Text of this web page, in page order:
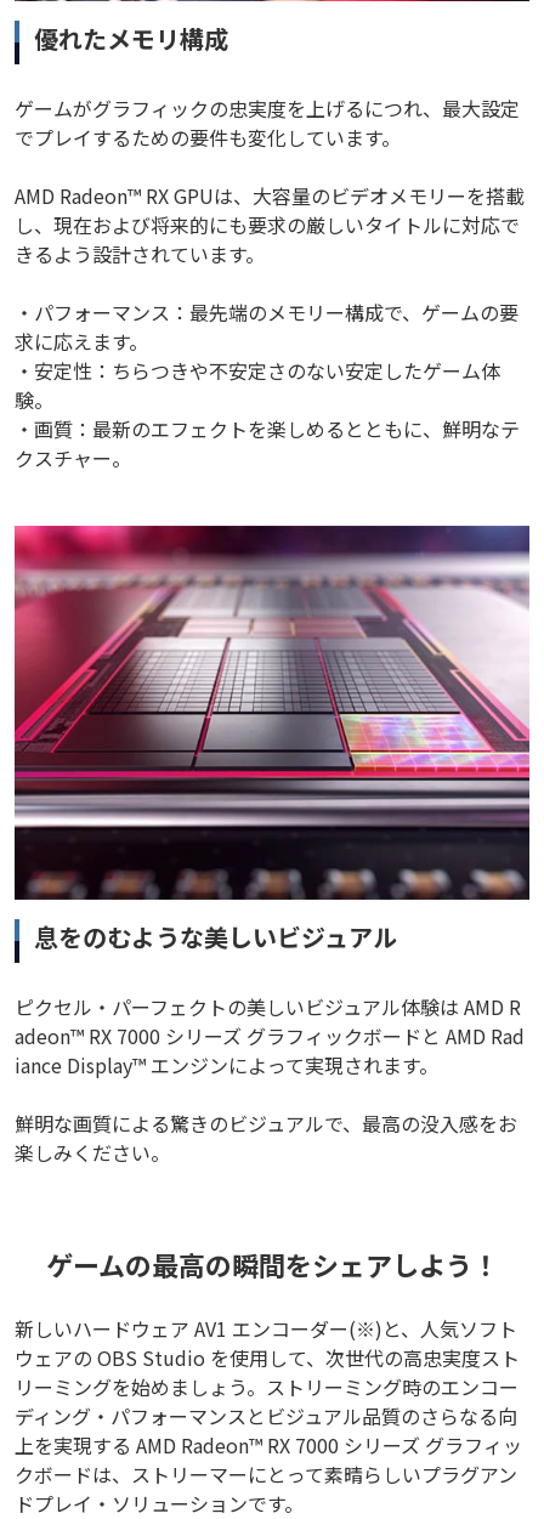
優れたメモリ構成
ゲームがグラフィックの忠実度を上げるにつれ、最大設定
でプレイするための要件も変化しています。
AMD Radeon™ RX GPUは、大容量のビデオメモリーを搭載
し、現在および将来的にも要求の厳しいタイトルに対応で
きるよう設計されています。
・パフォーマンス：最先端のメモリー構成で、ゲームの要
求に応えます。
・安定性：ちらつきや不安定さのない安定したゲーム体
験。
・画質：最新のエフェクトを楽しめるとともに、鮮明なテ
クスチャー。
息をのむような美しいビジュアル
ピクセル・パーフェクトの美しいビジュアル体験は AMD R
adeon™ RX 7000 シリーズ グラフィックボードと AMD Rad
iance Display™ エンジンによって実現されます。
鮮明な画質による驚きのビジュアルで、最高の没入感をお
楽しみください。
ゲームの最高の瞬間をシェアしよう！
新しいハードウェア AV1 エンコーダー(※)と、人気ソフト
ウェアの OBS Studio を使用して、次世代の高忠実度スト
リーミングを始めましょう。ストリーミング時のエンコー
ディング・パフォーマンスとビジュアル品質のさらなる向
上を実現する AMD Radeon™ RX 7000 シリーズ グラフィッ
クボードは、ストリーマーにとって素晴らしいプラグアン
ドプレイ・ソリューションです。